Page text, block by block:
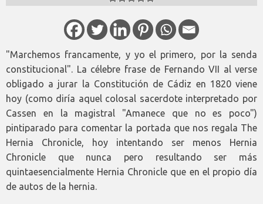
"Marchemos francamente, y yo el primero, por la senda
constitucional". La célebre frase de Fernando VII al verse
obligado a jurar la Constitución de Cádiz en 1820 viene
hoy (como diría aquel colosal sacerdote interpretado por
Cassen en la magistral "Amanece que no es poco")
pintiparado para comentar la portada que nos regala The
Hernia Chronicle, hoy intentando ser menos Hernia
Chronicle que nunca pero resultando ser más
quintaesencialmente Hernia Chronicle que en el propio día
de autos de la hernia.